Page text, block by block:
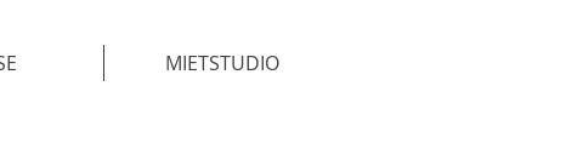
MIETSTUDIO